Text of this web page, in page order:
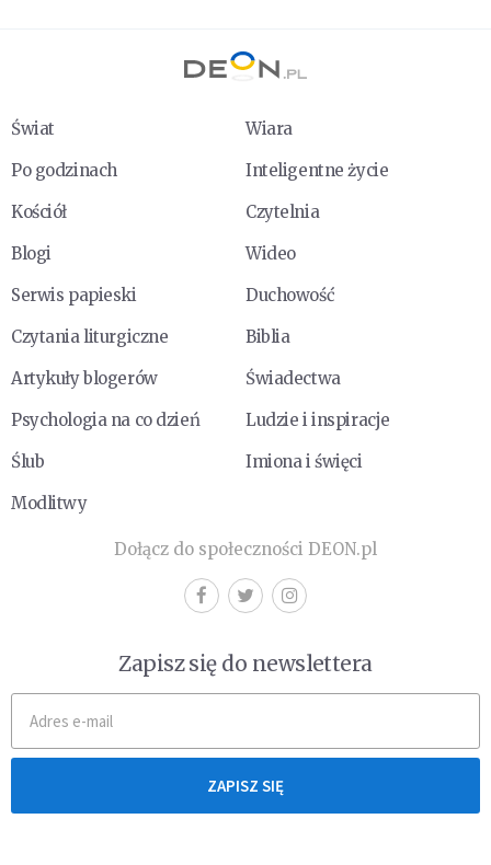
Świat
Wiara
Po godzinach
Inteligentne życie
Kościół
Czytelnia
Blogi
Wideo
Serwis papieski
Duchowość
Czytania liturgiczne
Biblia
Artykuły blogerów
Świadectwa
Psychologia na co dzień
Ludzie i inspiracje
Ślub
Imiona i święci
Modlitwy
Dołącz do społeczności DEON.pl
Zapisz się do newslettera
ZAPISZ SIĘ